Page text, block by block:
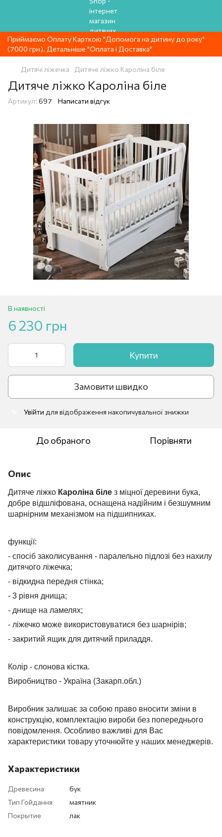
Приймаємо Оплату Карткою "Допомога на дитину до року"
(7000 грн). Детальніше "Оплата і Доставка"
Дитячі ліжечка Дитяче ліжко Кароліна біле
Дитяче ліжко Кароліна біле
Артикул: 697 Написати відгук
В наявності
6 230 грн
Купити
Замовити швидко
Увійти для відображення накопичувальної знижки
До обраного Порівняти
Опис
Дитяче ліжко Кароліна біле з міцної деревини бука,
добре відшліфована, оснащена надійним і безшумним
шарнірним механізмом на підшипниках.
функції:
- спосіб заколисування - паралельно підлозі без нахилу
дитячого ліжечка;
- відкидна передня стінка;
- 3 рівня днища;
- днище на ламелях;
- ліжечко може використовуватися без шарнірів;
- закритий ящик для дитячий приладдя.
Колір - слонова кістка.
Виробництво - Україна (Закарп.обл.)
Виробник залишає за собою право вносити зміни в
конструкцію, комплектацію вироби без попереднього
повідомлення. Особливо важливі для Вас
характеристики товару уточнюйте у наших менеджерів.
Характеристики
Древесина
бук
Тип Гойдання
маятник
Покрытие
лак